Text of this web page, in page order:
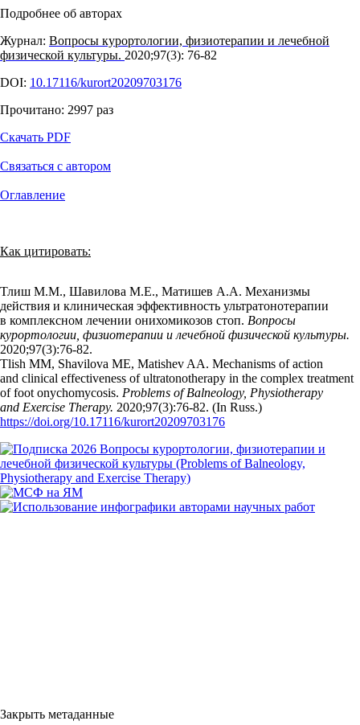
Подробнее об авторах
Журнал: Вопросы курортологии, физиотерапии и лечебной
физической культуры. 2020;97(3): 76‑82
DOI: 10.17116/kurort20209703176
Прочитано: 2997 раз
Скачать PDF
Связаться с автором
Оглавление
Как цитировать:
Тлиш М.М., Шавилова М.Е., Матишев А.А. Механизмы
действия и клиническая эффективность ультратонотерапии
в комплексном лечении онихомикозов стоп. Вопросы
курортологии, физиотерапии и лечебной физической культуры.
2020;97(3):76‑82.
Tlish MM, Shavilova ME, Matishev AA. Mechanisms of action
and clinical effectiveness of ultratonotherapy in the complex treatment
of foot onychomycosis. Problems of Balneology, Physiotherapy
and Exercise Therapy. 2020;97(3):76‑82. (In Russ.)
https://doi.org/10.17116/kurort20209703176
Закрыть метаданные